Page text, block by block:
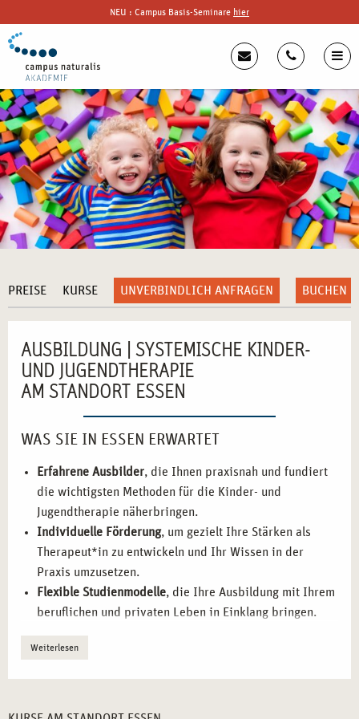
NEU : Campus Basis-Seminare hier
PREISE KURSE UNVERBINDLICH ANFRAGEN BUCHEN
AUSBILDUNG | SYSTEMISCHE KINDER-
UND JUGENDTHERAPIE
AM STANDORT ESSEN
WAS SIE IN ESSEN ERWARTET
Erfahrene Ausbilder, die Ihnen praxisnah und fundiert
die wichtigsten Methoden für die Kinder- und
Jugendtherapie näherbringen.
Individuelle Förderung, um gezielt Ihre Stärken als
Therapeut*in zu entwickeln und Ihr Wissen in der
Praxis umzusetzen.
Flexible Studienmodelle, die Ihre Ausbildung mit Ihrem
beruflichen und privaten Leben in Einklang bringen.
Herausforderungen der systemischen Therapie für
sozialen und therapeutischen Branche zu vernetzen und
Weiterlesen